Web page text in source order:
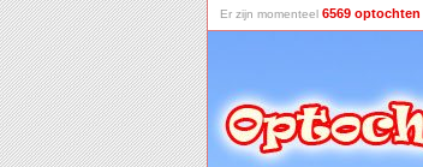
Er zijn momenteel 6569 optochten